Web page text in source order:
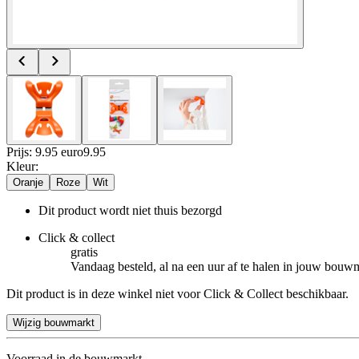
Prijs: 9.95 euro9.95
Kleur:
Oranje Roze Wit
Dit product wordt niet thuis bezorgd
Click & collect
gratis
Vandaag besteld, al na een uur af te halen in jouw
Dit product is in deze winkel niet voor Click & Collect beschikbaar.
Wijzig bouwmarkt